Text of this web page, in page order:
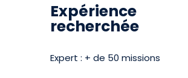
Expérience
recherchée
Expert : + de 50 missions